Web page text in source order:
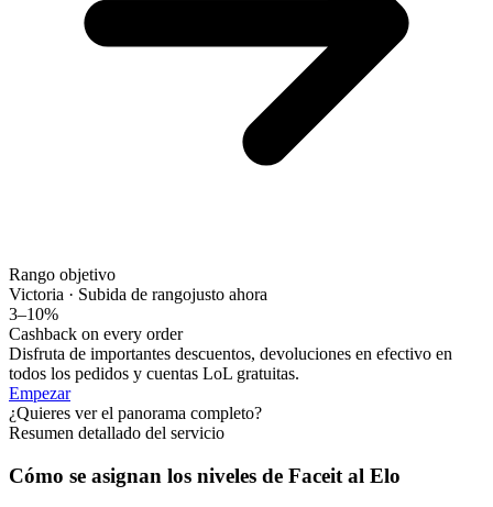
Rango objetivo
Victoria · Subida de rangojusto ahora
3–10%
Cashback on every order
Disfruta de importantes descuentos, devoluciones en efectivo en
todos los pedidos y cuentas LoL gratuitas.
Empezar
¿Quieres ver el panorama completo?
Resumen detallado del servicio
Cómo se asignan los niveles de Faceit al Elo